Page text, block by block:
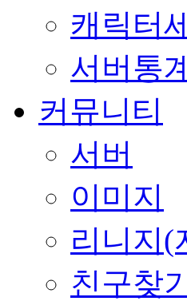
캐릭터
서버통
커뮤니티
서버
이미지
리니지(
친구찾